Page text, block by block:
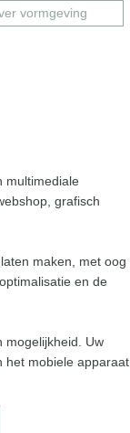
vormgeving
multimediale
grafisch
maken, met oog
en de
mogelijkheid. Uw
het mobiele apparaat